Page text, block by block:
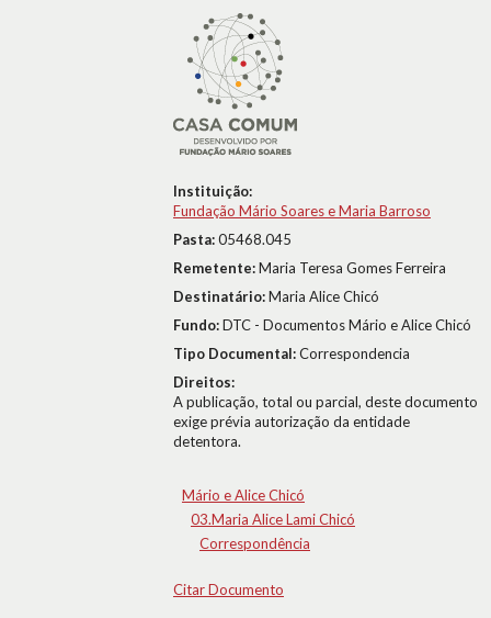
Instituição:
Fundação Mário Soares e Maria Barroso
Pasta:05468.045
Remetente:Maria Teresa Gomes Ferreira
Destinatário:Maria Alice Chicó
Fundo:DTC - Documentos Mário e Alice Chicó
Tipo Documental:Correspondencia
Direitos:
A publicação, total ou parcial, deste documento
exige prévia autorização da entidade
detentora.
Mário e Alice Chicó
03.Maria Alice Lami Chicó
Correspondência
Citar Documento